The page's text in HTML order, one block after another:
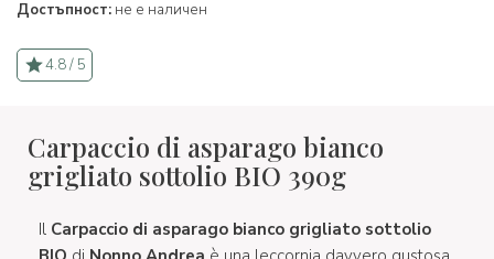
Достъпност: не е наличен
4.8 / 5
Carpaccio di asparago bianco
grigliato sottolio BIO 390g
Il Carpaccio di asparago bianco grigliato sottolio